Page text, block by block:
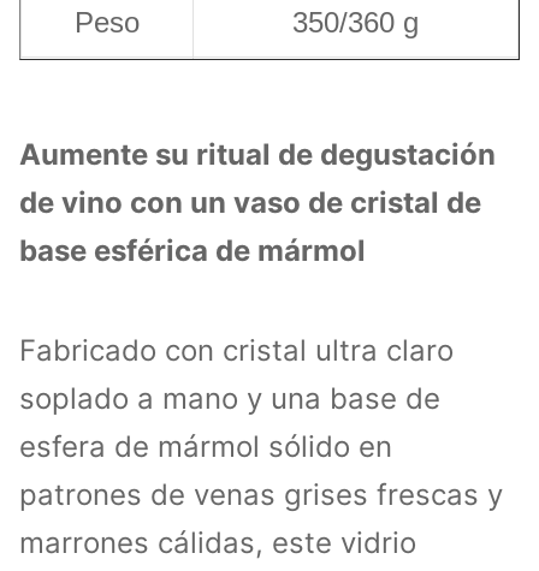
Peso 350/360 g
Envasado
6 piezas por caja
marrón, 24 piezas por
tonelada.
Cuota de
producción
stock, el MOQ será de
500pcs.
Aumente su ritual de degustación
de vino con un vaso de cristal de
base esférica de mármol
Fabricado con cristal ultra claro
soplado a mano y una base de
esfera de mármol sólido en
patrones de venas grises frescas y
marrones cálidas, este vidrio